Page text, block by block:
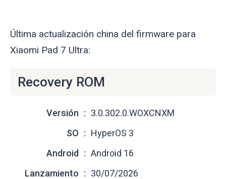
Última actualización china del firmware para
Xiaomi Pad 7 Ultra:
Recovery ROM
Versión
3.0.302.0.WOXCNXM
SO
HyperOS 3
Android
Android 16
Lanzamiento
30/07/2026